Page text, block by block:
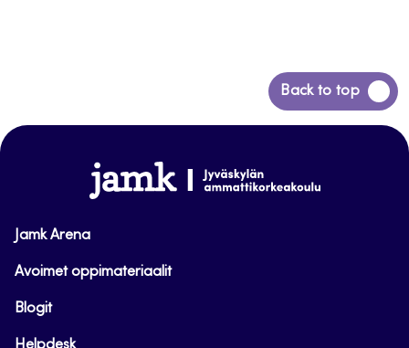
Back to top
Siirry
takaisin
www.jamk.fi
Jamk Arena
Avoimet oppimateriaalit
Blogit